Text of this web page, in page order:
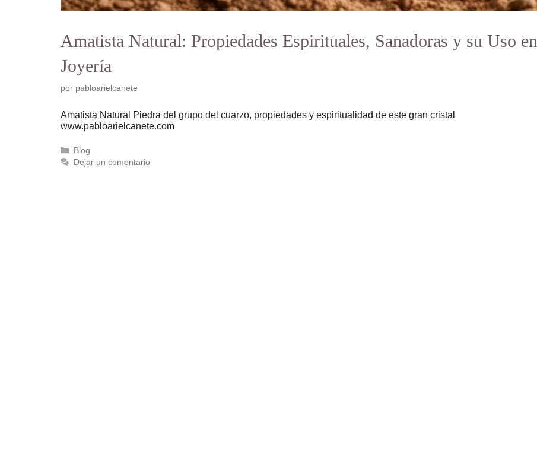
Amatista Natural: Propiedades Espirituales, Sanadoras y su Uso en
Joyería
por pabloarielcanete
Amatista Natural Piedra del grupo del cuarzo, propiedades y espiritualidad de este gran cristal
www.pabloarielcanete.com
Categorías
Blog
Dejar un comentario